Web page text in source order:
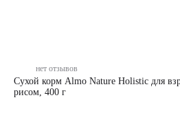
нет отзывов
Сухой корм Almo Nature Holistic для
рисом, 400 г